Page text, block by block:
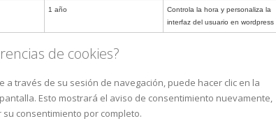
1 año
Controla la hora y personaliza la
interfaz del usuario en wordpress
de cookies?
través de su sesión de navegación, puede hacer clic en la
Esto mostrará el aviso de consentimiento nuevamente,
consentimiento por completo.